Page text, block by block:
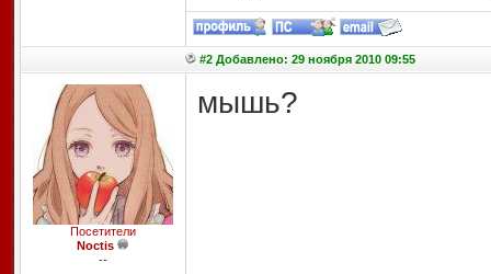
#2 Добавлено: 29 ноября 2010 09:55
Посетители
Noctis
--
мышь?